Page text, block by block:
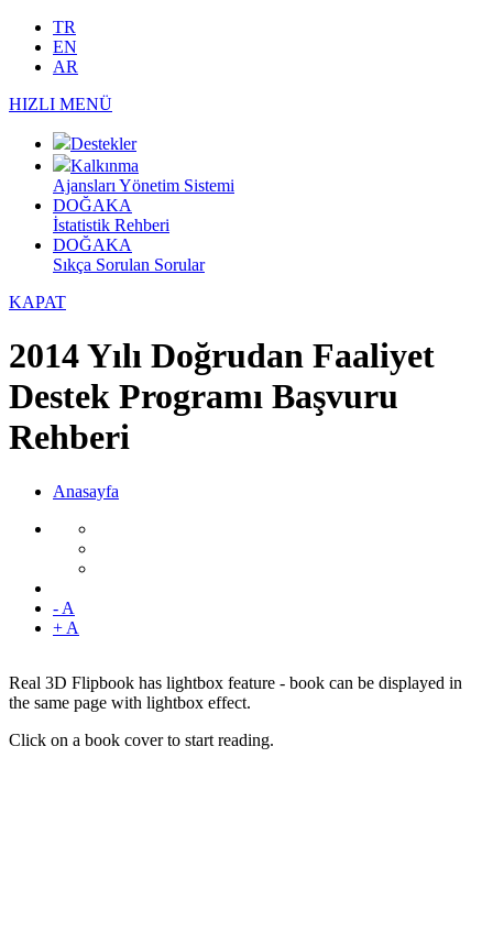
TR
EN
AR
HIZLI MENÜ
Destekler
Kalkınma
Ajansları Yönetim Sistemi
DOĞAKA
İstatistik Rehberi
DOĞAKA
Sıkça Sorulan Sorular
KAPAT
2014 Yılı Doğrudan Faaliyet
Destek Programı Başvuru
Rehberi
Anasayfa
- A
+ A
Real 3D Flipbook has lightbox feature - book can be displayed in
the same page with lightbox effect.
Click on a book cover to start reading.